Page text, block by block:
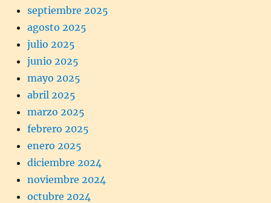
septiembre 2025
agosto 2025
julio 2025
junio 2025
mayo 2025
abril 2025
marzo 2025
febrero 2025
enero 2025
diciembre 2024
noviembre 2024
octubre 2024